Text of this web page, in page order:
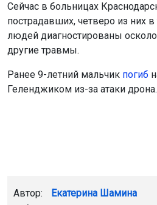
Сейчас в больницах
пострадавших, четверо из них
людей диагностированы
другие травмы.
Ранее 9-летний мальчик погиб
Геленджиком из-за атаки дрона.
Автор: Екатерина Шамина